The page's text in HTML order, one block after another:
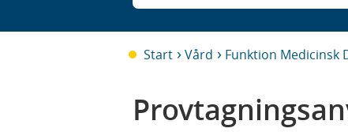
Start Vård Funktion Medicinsk